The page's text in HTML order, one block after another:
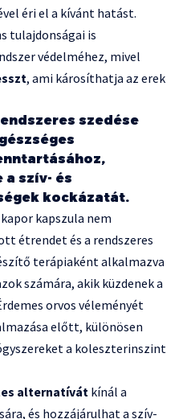
éri el a kívánt hatást.
tulajdonságai is
védelméhez, mivel
, ami károsíthatja az erek
szedése
szív- és
kockázatát.
kapszula nem
étrendet és a rendszeres
terápiaként alkalmazva
számára, akik küzdenek a
orvos véleményét
előtt, különösen
a koleszterinszint
alternatívát kínál a
és hozzájárulhat a szív-